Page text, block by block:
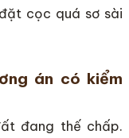
cọc quá sơ sài
án có kiểm
đang thế chấp.